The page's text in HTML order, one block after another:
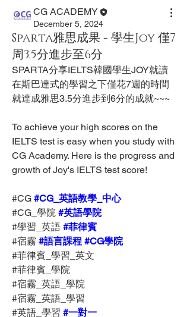
CG ACADEMY
December 5, 2024
Sparta雅思成果 - 學生Joy 僅7
周3.5分進步至6分
SPARTA分享IELTS韓國學生JOY就讀
在斯巴達式的學習之下僅花7週的時間
就達成雅思3.5分進步到6分的成就~~~
To achieve your high scores on the
IELTS test is easy when you study with
CG Academy. Here is the progress and
growth of Joy's IELTS test score!
#CG #CG_英語教學_中心
#CG_學院 #英語學院
#學習_英語 #菲律賓
#宿霧 #語言課程 #CG學院
#菲律賓_學習_英文
#菲律賓_學院
#宿霧_英語_學院
#宿霧_英語_學習
#英語_學習 #一對一